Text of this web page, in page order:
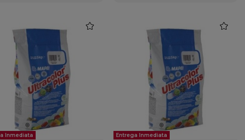
Inmediata Entrega Inmediata
favorite